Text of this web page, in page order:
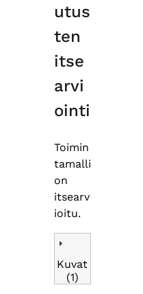
utus
ten
itse
arvi
ointi
Toimin
tamalli
on
itsearv
ioitu.
Kuvat
(1)